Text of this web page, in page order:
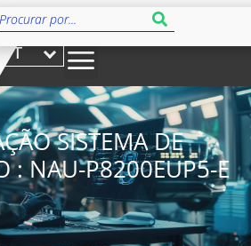
PT
SISTEMA DE
: NAU-P8200EUP5-E